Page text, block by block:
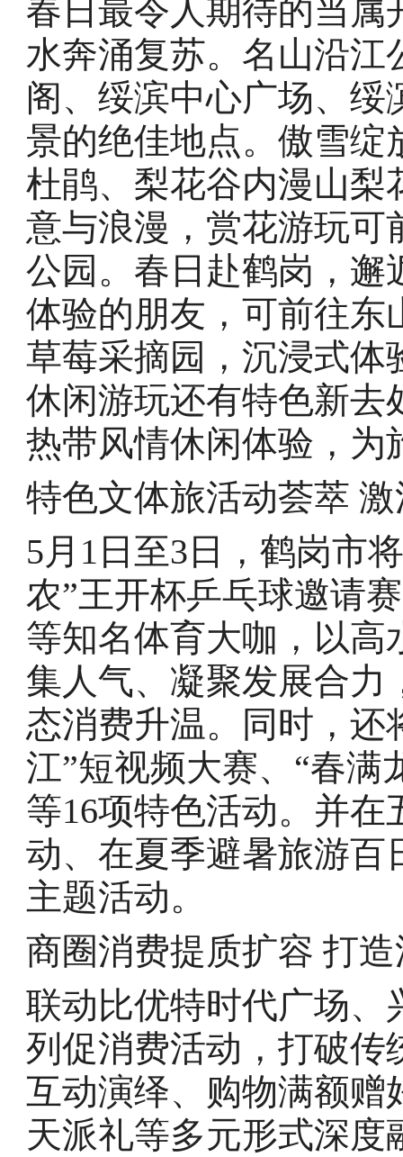
春日最令人期待的当属
水奔涌复苏。名山沿江
阁、绥滨中心广场、
景的绝佳地点。傲雪绽
杜鹃、梨花谷内漫山梨
意与浪漫，赏花游玩可
公园。春日赴鹤岗，邂
体验的朋友，可前往东
草莓采摘园，沉浸式体
休闲游玩还有特色新去
热带风情休闲体验，为
特色文体旅活动荟萃
5月1日至3日，鹤岗市
农”王开杯乒乓球邀请
等知名体育大咖，以高
集人气、凝聚发展合力
态消费升温。同时，还
江”短视频大赛、“春满
等16项特色活动。并
动、在夏季避暑旅游百
主题活动。
商圈消费提质扩容 打
联动比优特时代广场、
列促消费活动，打破传
互动演绎、购物满额赠
天派礼等多元形式深